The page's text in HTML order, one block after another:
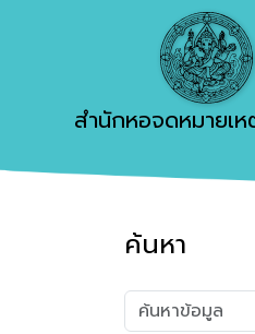
สำนักหอจดหมายเห
ค้นหา